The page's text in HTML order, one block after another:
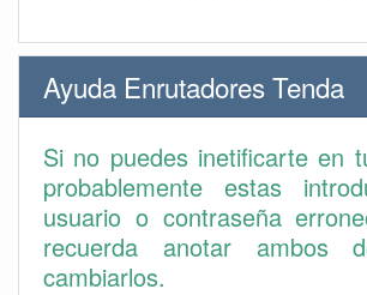
Ayuda Enrutadores Tenda
Si no puedes inetificarte en
probablemente estas
usuario o contraseña
recuerda anotar ambos
cambiarlos.